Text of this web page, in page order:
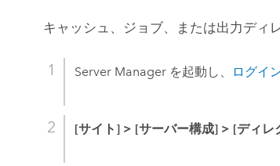
キャッシュ、ジョブ、または出力ディ
Server Manager を起動し、 ログイ
[サイト] > [サーバー構成] > [ディレ